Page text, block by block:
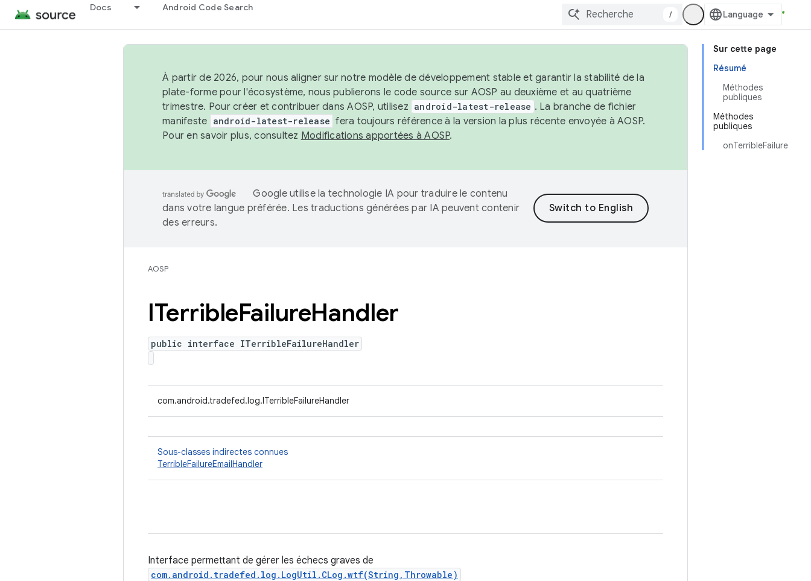
Docs Android Code Search
/
Sur cette page
Résumé
Méthodes
publiques
Méthodes
publiques
onTerribleFailure
À partir de 2026, pour nous aligner sur notre modèle de développement stable et garantir la stabilité de la
plate-forme pour l'écosystème, nous publierons le code source sur AOSP au deuxième et au quatrième
trimestre. Pour créer et contribuer dans AOSP, utilisez android-latest-release . La branche de fichier
manifeste android-latest-release fera toujours référence à la version la plus récente envoyée à AOSP.
Pour en savoir plus, consultez Modifications apportées à AOSP.
Google utilise la technologie IA pour traduire le contenu
dans votre langue préférée. Les traductions générées par IA peuvent contenir
des erreurs.
AOSP
ITerribleFailureHandler
public interface ITerribleFailureHandler
com.android.tradefed.log.ITerribleFailureHandler
Sous-classes indirectes connues
TerribleFailureEmailHandler
Interface permettant de gérer les échecs graves de
com.android.tradefed.log.LogUtil.CLog.wtf(String,Throwable)